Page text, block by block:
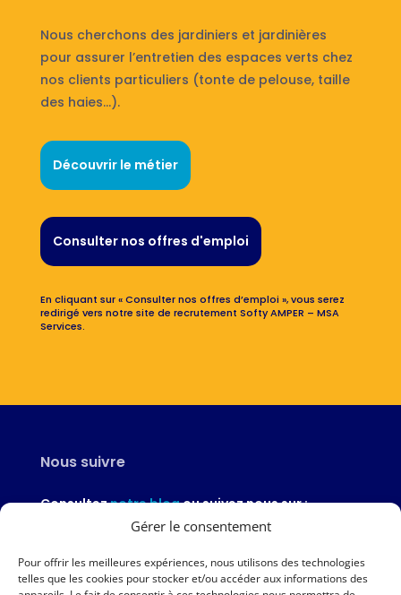
Gérer le consentement
Pour offrir les meilleures expériences, nous utilisons des technologies
telles que les cookies pour stocker et/ou accéder aux informations des
Nous cherchons des jardiniers et jardinières
pour assurer l’entretien des espaces verts chez
nos clients particuliers (tonte de pelouse, taille
des haies…).
Découvrir le métier
Consulter nos offres d'emploi
En cliquant sur « Consulter nos offres d’emploi », vous serez
redirigé vers notre site de recrutement Softy AMPER – MSA
Services.
Nous suivre
Consulteznotre blogou suivez nous sur :